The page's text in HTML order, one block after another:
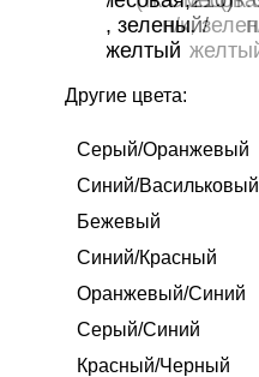
Другие цвета:
Серый/Оранжевый
Синий/Васильковый
Бежевый
Синий/Красный
Оранжевый/Синий
Серый/Синий
Красный/Черный